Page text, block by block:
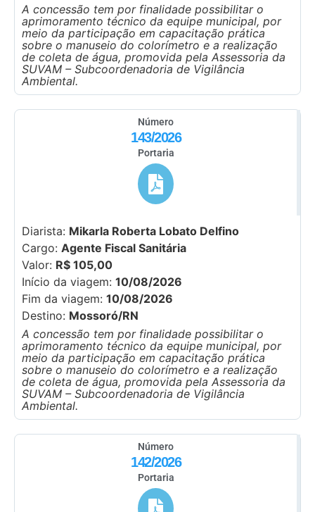
A concessão tem por finalidade possibilitar o
aprimoramento técnico da equipe municipal, por
meio da participação em capacitação prática
sobre o manuseio do colorímetro e a realização
de coleta de água, promovida pela Assessoria da
SUVAM – Subcoordenadoria de Vigilância
Ambiental.
Número
143/2026
Portaria
Diarista: Mikarla Roberta Lobato Delfino
Cargo: Agente Fiscal Sanitária
Valor: R$ 105,00
Início da viagem: 10/08/2026
Fim da viagem: 10/08/2026
Destino: Mossoró/RN
A concessão tem por finalidade possibilitar o
aprimoramento técnico da equipe municipal, por
meio da participação em capacitação prática
sobre o manuseio do colorímetro e a realização
de coleta de água, promovida pela Assessoria da
SUVAM – Subcoordenadoria de Vigilância
Ambiental.
Número
142/2026
Portaria